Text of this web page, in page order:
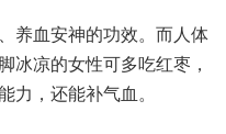
养血安神的功效。而人体
冰凉的女性可多吃红枣，
力，还能补气血。